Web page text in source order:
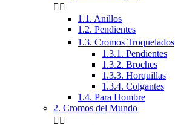
 
1.1. Anillos
1.2. Pendientes
1.3. Cromos Troquelados
1.3.1. Pendientes
1.3.2. Broches
1.3.3. Horquillas
1.3.4. Colgantes
1.4. Para Hombre
2. Cromos del Mundo
 